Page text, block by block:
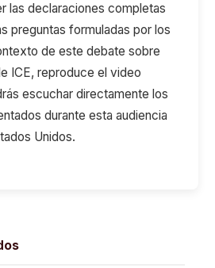
las declaraciones completas
preguntas formuladas por los
de este debate sobre
ICE, reproduce el video
escuchar directamente los
durante esta audiencia
Unidos.